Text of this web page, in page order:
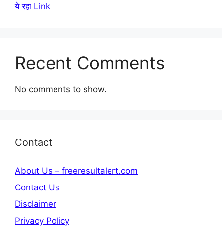
ये रहा Link
Recent Comments
No comments to show.
Contact
About Us – freeresultalert.com
Contact Us
Disclaimer
Privacy Policy